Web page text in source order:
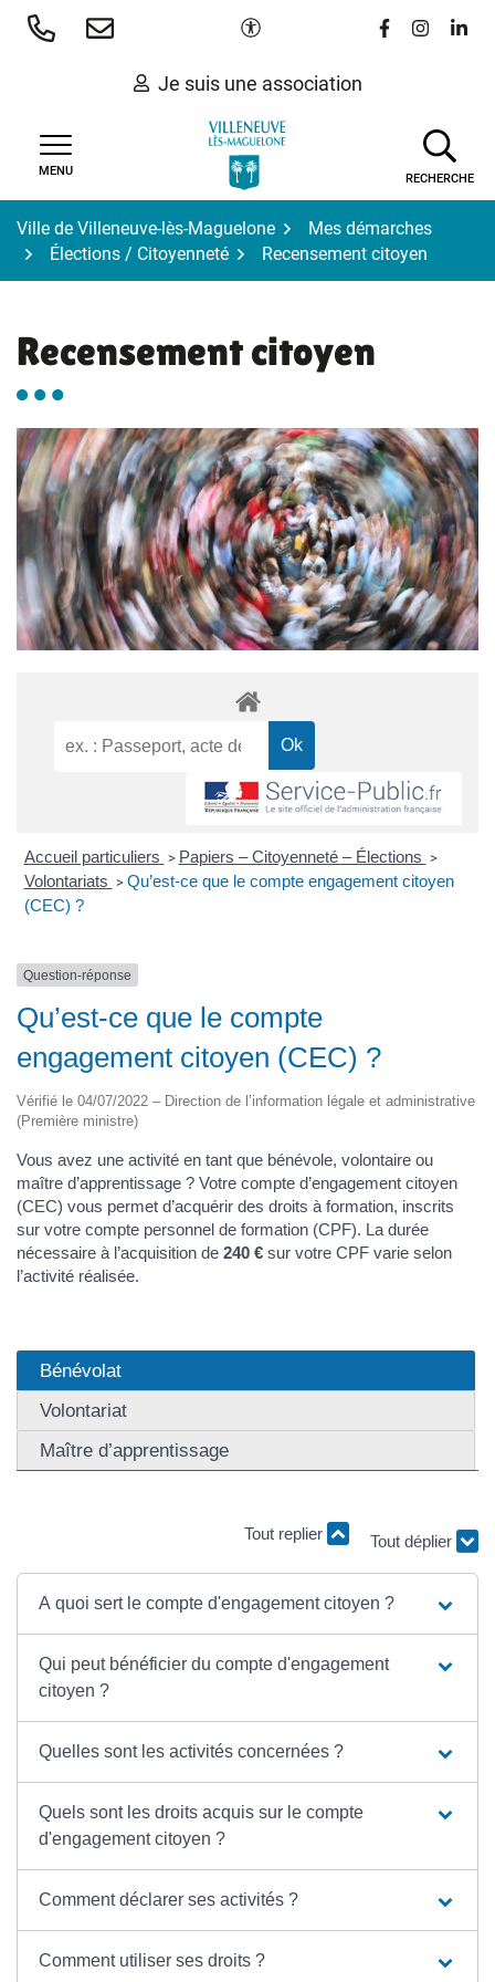
Aller
Paramètres d'accessibilité
Lien vers le
Lien vers
Lien
Je suis une association
MENU
RECHERCHE
Ville de Villeneuve-lès-Maguelone
Mes démarches
Élections / Citoyenneté
Recensement citoyen
Recensement citoyen
Accueil particuliers > Papiers – Citoyenneté – Élections >
Volontariats > Qu’est-ce que le compte engagement citoyen
(CEC) ?
Question-réponse
Qu’est-ce que le compte
engagement citoyen (CEC) ?
Vérifié le 04/07/2022 – Direction de l’information légale et administrative
(Première ministre)
Vous avez une activité en tant que bénévole, volontaire ou
maître d’apprentissage ? Votre compte d’engagement citoyen
(CEC) vous permet d’acquérir des droits à formation, inscrits
sur votre compte personnel de formation (CPF). La durée
nécessaire à l’acquisition de 240 € sur votre CPF varie selon
l’activité réalisée.
Bénévolat
Volontariat
Maître d’apprentissage
Tout replier
Tout déplier
A quoi sert le compte d'engagement citoyen ?
Qui peut bénéficier du compte d'engagement
citoyen ?
Quelles sont les activités concernées ?
Quels sont les droits acquis sur le compte
d'engagement citoyen ?
Comment déclarer ses activités ?
Comment utiliser ses droits ?